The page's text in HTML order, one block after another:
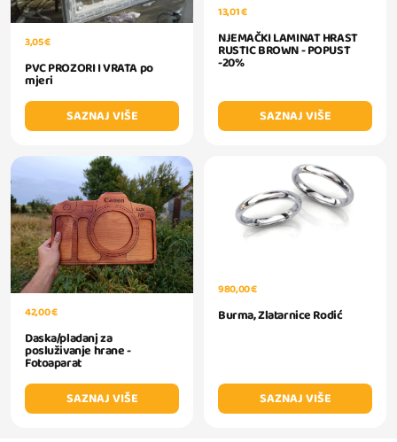
3,05 €
PVC PROZORI I VRATA po
mjeri
SAZNAJ VIŠE
13,01 €
NJEMAČKI LAMINAT HRAST
RUSTIC BROWN - POPUST
-20%
SAZNAJ VIŠE
42,00 €
Daska/pladanj za
posluživanje hrane -
Fotoaparat
SAZNAJ VIŠE
980,00 €
Burma, Zlatarnice Rodić
SAZNAJ VIŠE